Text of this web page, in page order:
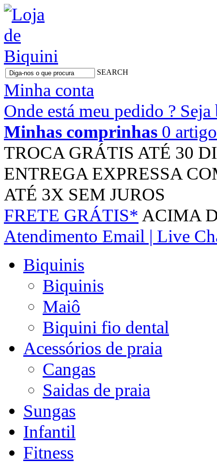
SEARCH
Minha conta
Onde está meu pedido ?
Minhas comprinhas 0
TROCA GRÁTIS ATÉ 30
ENTREGA EXPRESSA
ATÉ 3X SEM JUROS
FRETE GRÁTIS* ACIMA
Atendimento Email | Live
Biquinis
Biquinis
Maiô
Biquini fio dental
Acessórios de praia
Cangas
Saidas de praia
Sungas
Infantil
Fitness